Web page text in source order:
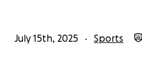
Lasst uns gemeinsam dafür
Trainingslager auch 2026
July 15th, 2025 Sports